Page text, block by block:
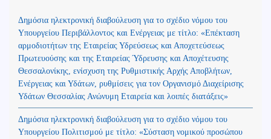
Δημόσια ηλεκτρονική διαβούλευση για το σχέδιο νόμου του
Υπουργείου Περιβάλλοντος και Ενέργειας με τίτλο: «Επέκταση
αρμοδιοτήτων της Εταιρείας Υδρεύσεως και Αποχετεύσεως
Πρωτευούσης και της Εταιρείας Ύδρευσης και Αποχέτευσης
Θεσσαλονίκης, ενίσχυση της Ρυθμιστικής Αρχής Αποβλήτων,
Ενέργειας και Υδάτων, ρυθμίσεις για τον Οργανισμό Διαχείρισης
Υδάτων Θεσσαλίας Ανώνυμη Εταιρεία και λοιπές διατάξεις»
Δημόσια ηλεκτρονική διαβούλευση για το σχέδιο νόμου του
Υπουργείου Πολιτισμού με τίτλο: «Σύσταση νομικού προσώπου